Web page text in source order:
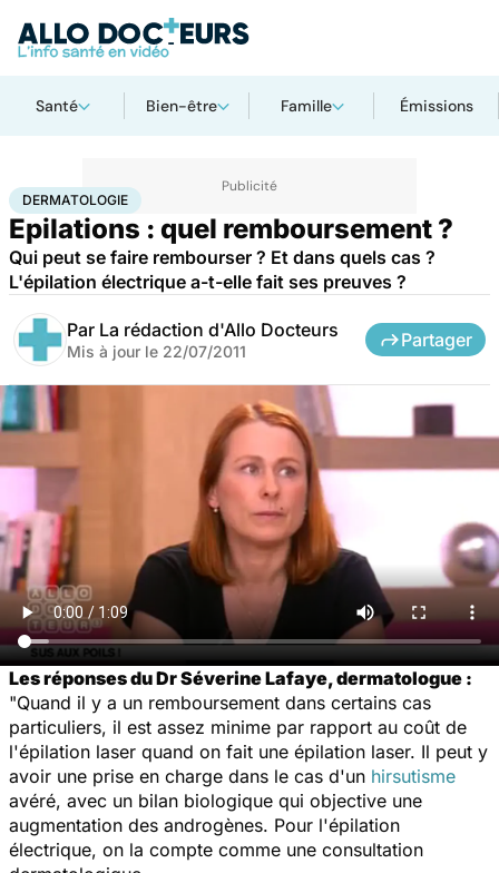
Santé Bien-être Famille Émissions
AccueilSantéMaladies Dermatologie
DERMATOLOGIE
Epilations : quel remboursement ?
Qui peut se faire rembourser ? Et dans quels cas ?
L'épilation électrique a-t-elle fait ses preuves ?
Par La rédaction d'Allo Docteurs
Mis à jour le 22/07/2011
Partager
Les réponses du Dr Séverine Lafaye, dermatologue :
"Quand il y a un remboursement dans certains cas
particuliers, il est assez minime par rapport au coût de
l'épilation laser quand on fait une épilation laser. Il peut y
avoir une prise en charge dans le cas d'un hirsutisme
avéré, avec un bilan biologique qui objective une
augmentation des androgènes. Pour l'épilation
électrique, on la compte comme une consultation